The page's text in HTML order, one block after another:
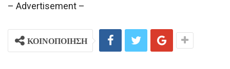
– Advertisement –
ΚΟΙΝΟΠΟΙΗΣΗ